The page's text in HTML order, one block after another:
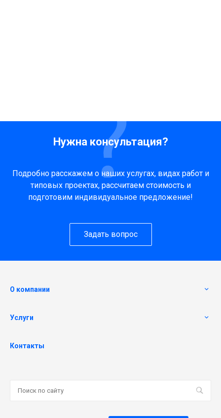
Нужна консультация?
Подробно расскажем о наших услугах, видах работ и
типовых проектах, рассчитаем стоимость и
подготовим индивидуальное предложение!
Задать вопрос
О компании
Услуги
Контакты